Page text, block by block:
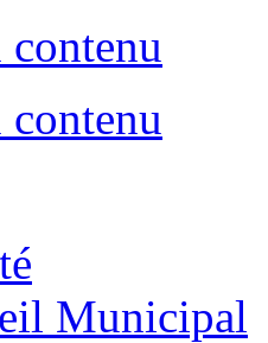
contenu
contenu
Municipal